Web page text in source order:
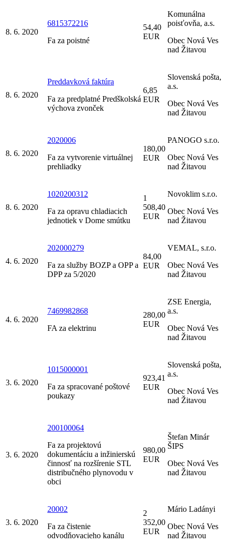
8. 6. 2020
6815372216
Fa za poistné
54,40
EUR
Komunálna
poisťovňa, a.s.
Obec Nová Ves
nad Žitavou
8. 6. 2020
Preddavková faktúra
Fa za predplatné Predškolská
výchova zvonček
6,85
EUR
Slovenská pošta,
a.s.
Obec Nová Ves
nad Žitavou
8. 6. 2020
2020006
Fa za vytvorenie virtuálnej
prehliadky
180,00
EUR
PANOGO s.r.o.
Obec Nová Ves
nad Žitavou
8. 6. 2020
1020200312
Fa za opravu chladiacich
jednotiek v Dome smútku
1
508,40
EUR
Novoklim s.r.o.
Obec Nová Ves
nad Žitavou
4. 6. 2020
202000279
Fa za služby BOZP a OPP a
DPP za 5/2020
84,00
EUR
VEMAL, s.r.o.
Obec Nová Ves
nad Žitavou
4. 6. 2020
7469982868
FA za elektrinu
280,00
EUR
ZSE Energia,
a.s.
Obec Nová Ves
nad Žitavou
3. 6. 2020
1015000001
Fa za spracované poštové
poukazy
923,41
EUR
Slovenská pošta,
a.s.
Obec Nová Ves
nad Žitavou
3. 6. 2020
200100064
Fa za projektovú
dokumentáciu a inžinierskú
činnosť na rozšírenie STL
distribučného plynovodu v
obci
980,00
EUR
Štefan Minár
ŠIPS
Obec Nová Ves
nad Žitavou
3. 6. 2020
20002
Fa za čistenie
odvodňovacieho kanálu
2
352,00
EUR
Mário Ladányi
Obec Nová Ves
nad Žitavou